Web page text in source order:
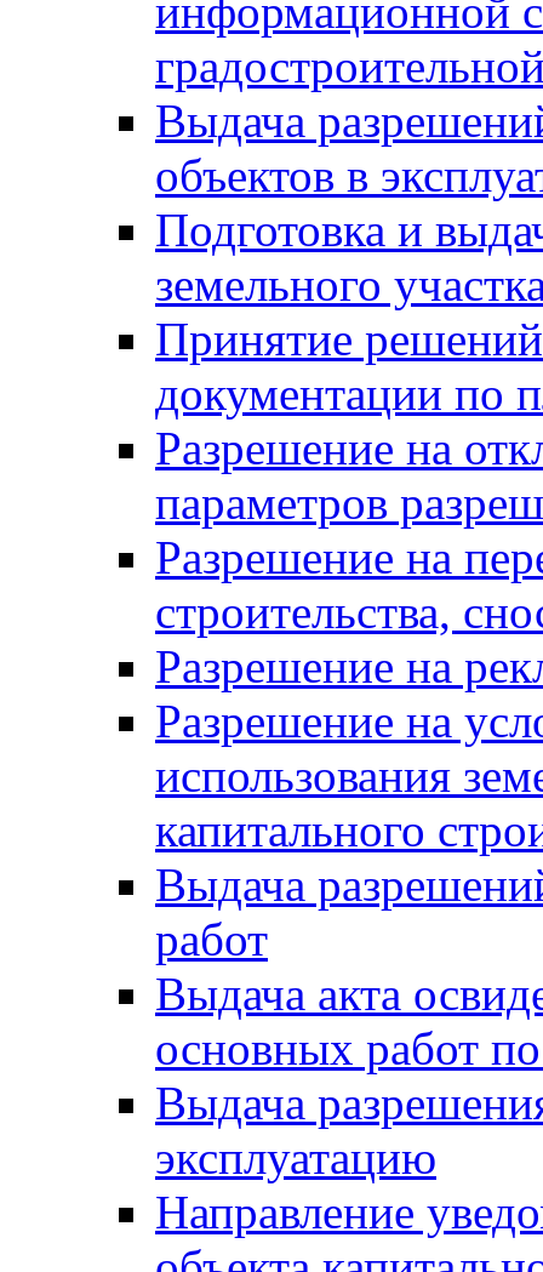
информационной
Выдача
объектов в
Подготовка и
земельного
Принятие
документации по
Разрешение на
параметров
Разрешение на
строительства,
Разрешение на
Разрешение на
использования
капитального
Выдача
работ
Выдача акта
основных работ
Выдача
эксплуатацию
Направление